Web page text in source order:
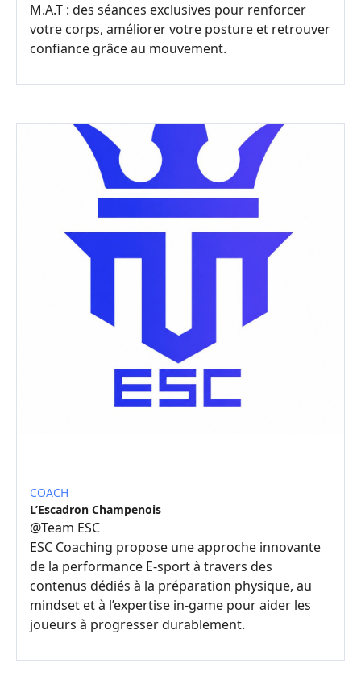
M.A.T : des séances exclusives pour renforcer
votre corps, améliorer votre posture et retrouver
confiance grâce au mouvement.
COACH
L’Escadron Champenois
@Team ESC
ESC Coaching propose une approche innovante
de la performance E-sport à travers des
contenus dédiés à la préparation physique, au
mindset et à l’expertise in-game pour aider les
joueurs à progresser durablement.